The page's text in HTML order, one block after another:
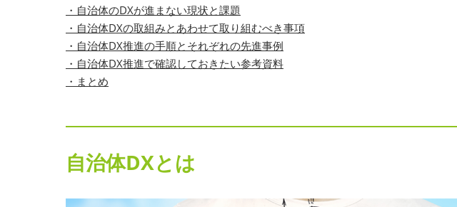
・自治体のDXが進まない現状と課題
・自治体DXの取組みとあわせて取り組むべき事項
・自治体DX推進の手順とそれぞれの先進事例
・自治体DX推進で確認しておきたい参考資料
・まとめ
自治体DXとは